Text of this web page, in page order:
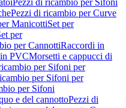
Pezzi di ricambio per Sifoni
Pezzi di ricambio per Curve
ManicottiSet per
per
per CannottiRaccordi in
PVCMorsetti e cappucci di
per Sifoni per
per Sifoni per
per Sifoni
e del cannottoPezzi di